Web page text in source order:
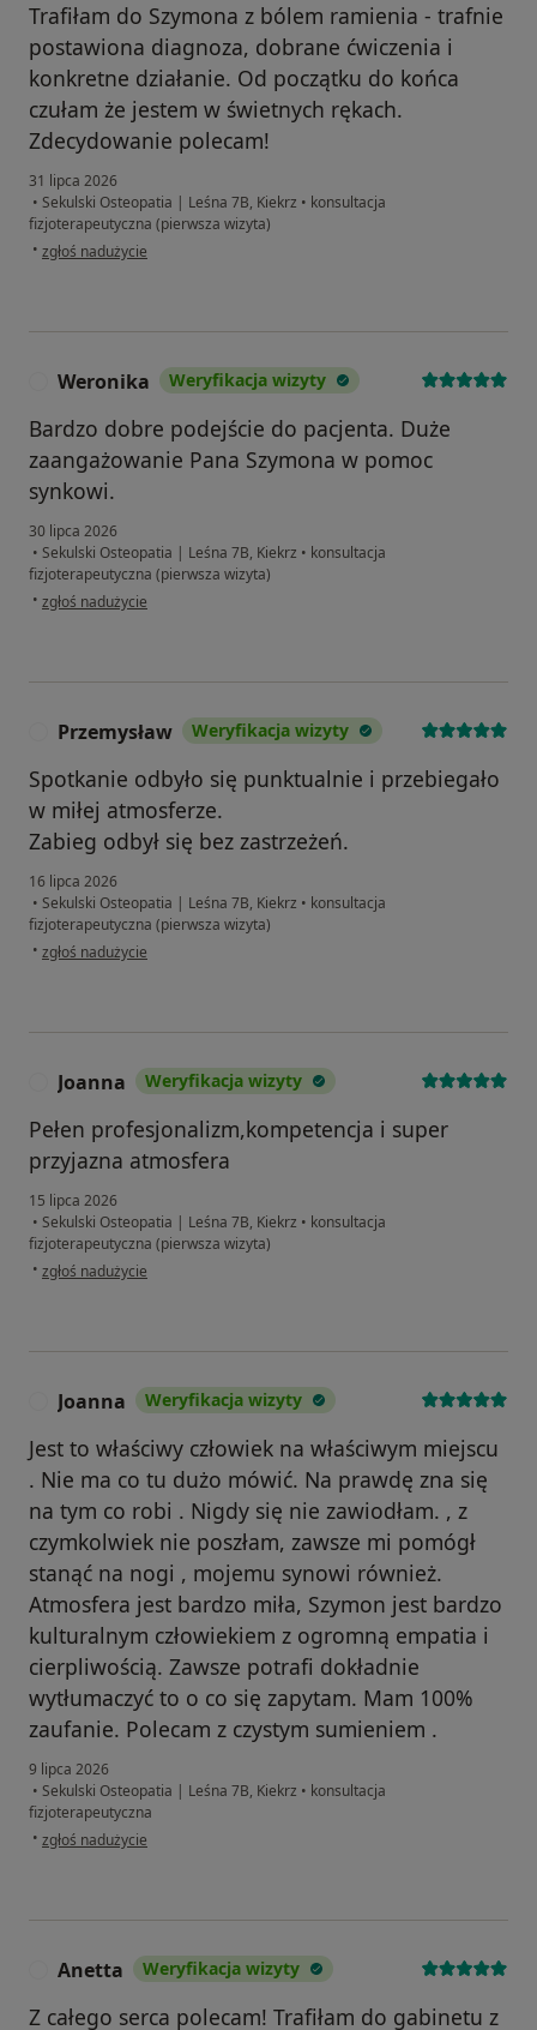
Trafiłam do Szymona z bólem ramienia - trafnie
postawiona diagnoza, dobrane ćwiczenia i
konkretne działanie. Od początku do końca
czułam że jestem w świetnych rękach.
Zdecydowanie polecam!
31 lipca 2026
• Sekulski Osteopatia | Leśna 7B, Kiekrz • konsultacja
fizjoterapeutyczna (pierwsza wizyta)
• w opinii użytkownika Asia
zgłoś nadużycie
Weronika Weryfikacja wizyty
Bardzo dobre podejście do pacjenta. Duże
zaangażowanie Pana Szymona w pomoc
synkowi.
30 lipca 2026
• Sekulski Osteopatia | Leśna 7B, Kiekrz • konsultacja
fizjoterapeutyczna (pierwsza wizyta)
• w opinii użytkownika Weronika
zgłoś nadużycie
Przemysław Weryfikacja wizyty
Spotkanie odbyło się punktualnie i przebiegało
w miłej atmosferze.
Zabieg odbył się bez zastrzeżeń.
16 lipca 2026
• Sekulski Osteopatia | Leśna 7B, Kiekrz • konsultacja
fizjoterapeutyczna (pierwsza wizyta)
• w opinii użytkownika Przemysław
zgłoś nadużycie
Joanna Weryfikacja wizyty
Pełen profesjonalizm,kompetencja i super
przyjazna atmosfera
15 lipca 2026
• Sekulski Osteopatia | Leśna 7B, Kiekrz • konsultacja
fizjoterapeutyczna (pierwsza wizyta)
• w opinii użytkownika Joanna
zgłoś nadużycie
Joanna Weryfikacja wizyty
Jest to właściwy człowiek na właściwym miejscu
. Nie ma co tu dużo mówić. Na prawdę zna się
na tym co robi . Nigdy się nie zawiodłam. , z
czymkolwiek nie poszłam, zawsze mi pomógł
stanąć na nogi , mojemu synowi również.
Atmosfera jest bardzo miła, Szymon jest bardzo
kulturalnym człowiekiem z ogromną empatia i
cierpliwością. Zawsze potrafi dokładnie
wytłumaczyć to o co się zapytam. Mam 100%
zaufanie. Polecam z czystym sumieniem .
9 lipca 2026
• Sekulski Osteopatia | Leśna 7B, Kiekrz • konsultacja
fizjoterapeutyczna
• w opinii użytkownika Joanna
zgłoś nadużycie
Anetta Weryfikacja wizyty
Z całego serca polecam! Trafiłam do gabinetu z